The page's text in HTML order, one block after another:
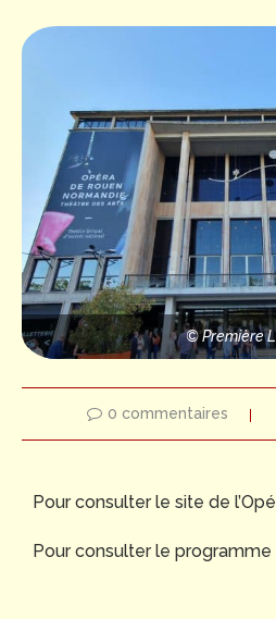
© Première
0 commentaires
Pour consulter le site de
Pour consulter le programme